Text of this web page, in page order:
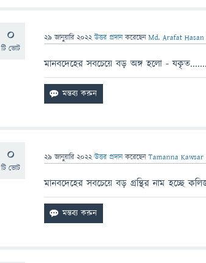
0
টি ভোট
29 জানুয়ারি 2022 উত্তর প্রদান করেছেনMd. Arafat Hasan
মানবদেহের সবচেয়ে বড় অঙ্গ হলো - যকৃত.......
0
টি ভোট
29 জানুয়ারি 2022 উত্তর প্রদান করেছেনTamanna Kawsar
মানবদেহের সবচেয়ে বড় গ্রন্থির নাম হচ্ছে